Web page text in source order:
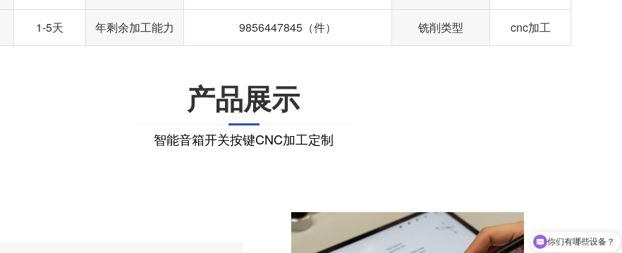
1-5天 年剩余加工能力 9856447845（件） 铣削类型 cnc加工
产品展示
智能音箱开关按键CNC加工定制
可以打样吗